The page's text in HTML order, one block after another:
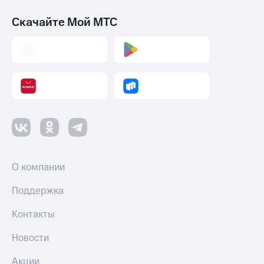
Скачайте Мой МТС
О компании
Поддержка
Контакты
Новости